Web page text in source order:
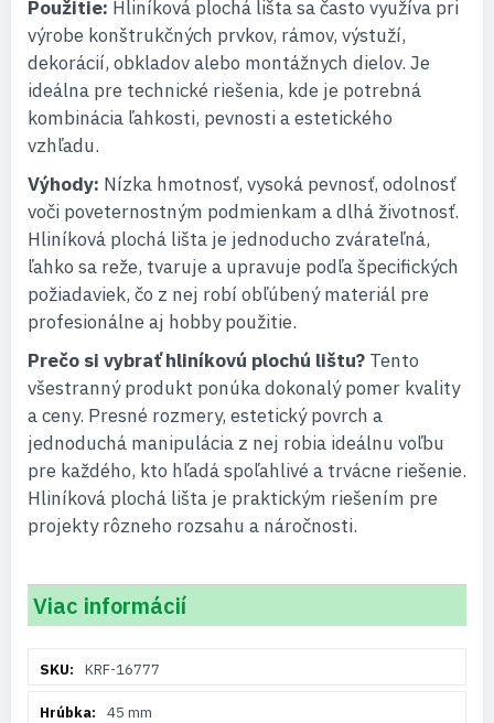
Použitie: Hliníková plochá lišta sa často využíva pri
výrobe konštrukčných prvkov, rámov, výstuží,
dekorácií, obkladov alebo montážnych dielov. Je
ideálna pre technické riešenia, kde je potrebná
kombinácia ľahkosti, pevnosti a estetického
vzhľadu.
Výhody: Nízka hmotnosť, vysoká pevnosť, odolnosť
voči poveternostným podmienkam a dlhá životnosť.
Hliníková plochá lišta je jednoducho zvárateľná,
ľahko sa reže, tvaruje a upravuje podľa špecifických
požiadaviek, čo z nej robí obľúbený materiál pre
profesionálne aj hobby použitie.
Prečo si vybrať hliníkovú plochú lištu? Tento
všestranný produkt ponúka dokonalý pomer kvality
a ceny. Presné rozmery, estetický povrch a
jednoduchá manipulácia z nej robia ideálnu voľbu
pre každého, kto hľadá spoľahlivé a trvácne riešenie.
Hliníková plochá lišta je praktickým riešením pre
projekty rôzneho rozsahu a náročnosti.
Viac informácií
informáciíKRF-16777
45 mm